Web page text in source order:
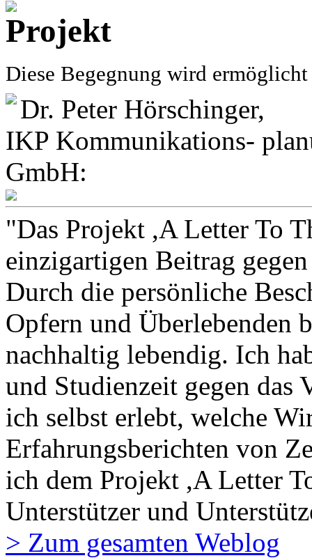
Diese Begegnung wird
Dr. Peter Hörschinger,
IKP Kommunikations-
GmbH:
"Das Projekt ,A Letter To
einzigartigen Beitrag
Durch die persönliche
Opfern und Überlebenden
nachhaltig lebendig. Ich
und Studienzeit gegen das
ich selbst erlebt, welche
Erfahrungsberichten von
ich dem Projekt ,A Letter
Unterstützer und
> Zum gesamten Weblog